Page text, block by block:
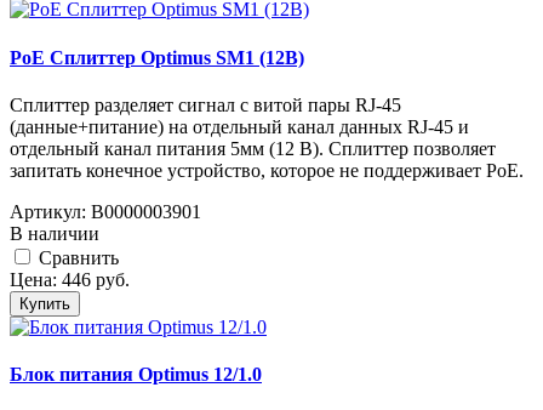
PoE Сплиттер Optimus SM1 (12B)
Сплиттер разделяет сигнал с витой пары RJ-45
(данные+питание) на отдельный канал данных RJ-45 и
отдельный канал питания 5мм (12 В). Сплиттер позволяет
запитать конечное устройство, которое не поддерживает PoE.
Артикул: В0000003901
В наличии
Cравнить
Цена: 446 руб.
Купить
Блок питания Optimus 12/1.0